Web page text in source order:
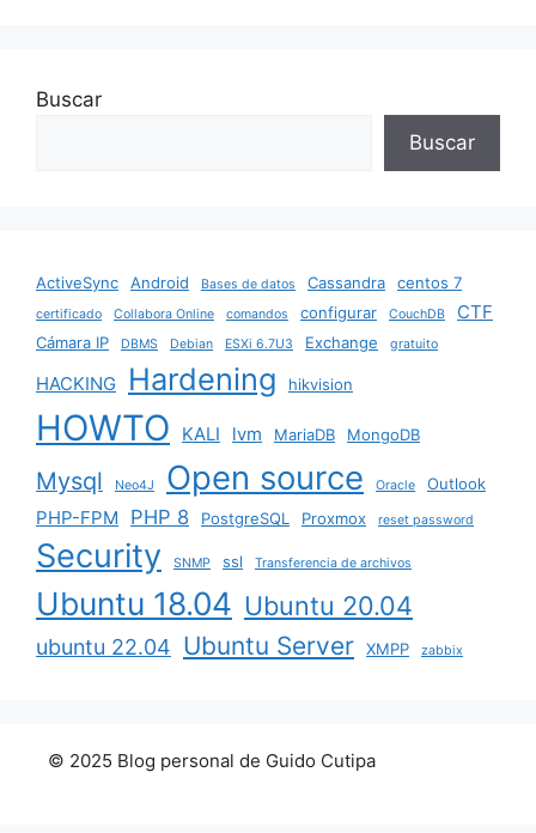
Buscar
Buscar
ActiveSync Android Bases de datos Cassandra centos 7
certificado Collabora Online comandos configurar CouchDB CTF
Cámara IP DBMS Debian ESXi 6.7U3 Exchange gratuito
HACKING Hardening hikvision
HOWTO KALI lvm MariaDB MongoDB
Mysql Neo4J Open source Oracle Outlook
PHP-FPM PHP 8 PostgreSQL Proxmox reset password
Security SNMP ssl Transferencia de archivos
Ubuntu 18.04 Ubuntu 20.04
ubuntu 22.04 Ubuntu Server XMPP zabbix